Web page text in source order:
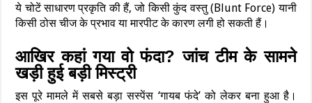
ये चोटें साधारण प्रकृति की हैं, जो किसी कुंद वस्तु (Blunt Force) यानी
किसी ठोस चीज के प्रभाव या मारपीट के कारण लगी हो सकती हैं।
आखिर कहां गया वो फंदा? जांच टीम के सामने
खड़ी हुई बड़ी मिस्ट्री
इस पूरे मामले में सबसे बड़ा सस्पेंस ‘गायब फंदे’ को लेकर बना हुआ है।